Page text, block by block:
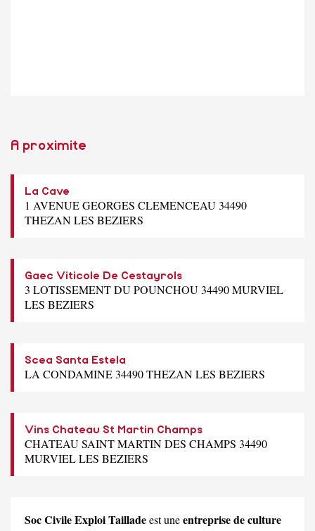
A proximite
La Cave
1 AVENUE GEORGES CLEMENCEAU 34490
THEZAN LES BEZIERS
Gaec Viticole De Cestayrols
3 LOTISSEMENT DU POUNCHOU 34490 MURVIEL
LES BEZIERS
Scea Santa Estela
LA CONDAMINE 34490 THEZAN LES BEZIERS
Vins Chateau St Martin Champs
CHATEAU SAINT MARTIN DES CHAMPS 34490
MURVIEL LES BEZIERS
Soc Civile Exploi Tailladeest uneentreprise de culture